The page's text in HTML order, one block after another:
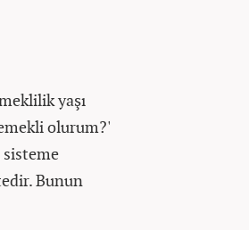
yaşı
olurum?'
Bunun